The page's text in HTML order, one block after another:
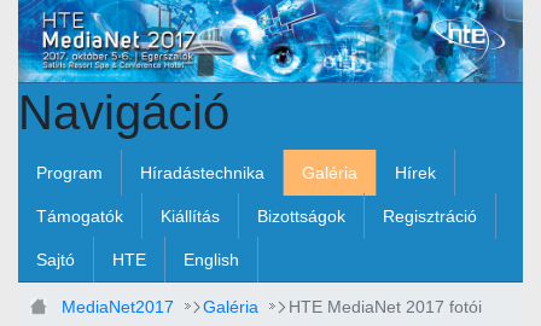
Ugrás a fő tartalomhoz
Navigáció
Program Híradástechnika Galéria Hírek
Támogatók Kiállítás Bizottságok Regisztráció
Sajtó HTE English
MediaNet2017 Galéria HTE MediaNet 2017 fotói